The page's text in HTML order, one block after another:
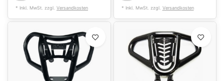
* Inkl. MwSt. zzgl. Versandkosten * Inkl. MwSt. zzgl. Versandkosten